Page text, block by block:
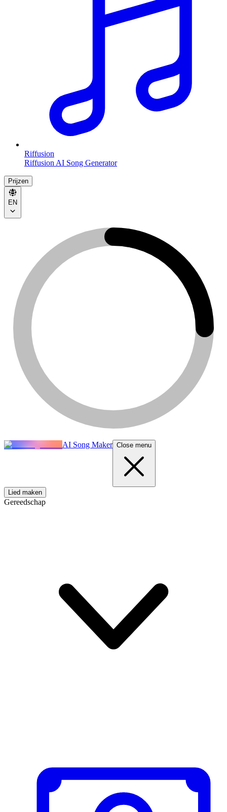
Riffusion
Riffusion AI Song Generator
Prijzen
EN
AI Song Maker Close menu
Lied maken
Gereedschap